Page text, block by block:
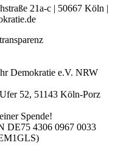
21a-c | 50667 Köln |
Demokratie e.V. NRW
52, 51143 Köln-Porz
Spende!
DE75 4306 0967 0033